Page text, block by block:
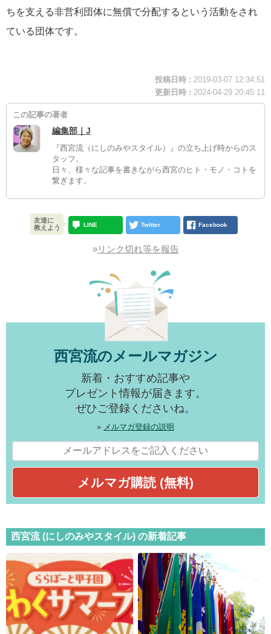
ちを支える非営利団体に無償で分配するという活動をされ
ている団体です。
投稿日時 : 2019-03-07 12:34:51
更新日時 : 2024-04-29 20:45:11
この記事の著者
編集部｜J
『西宮流（にしのみやスタイル）』の立ち上げ時からのス
タッフ。
日々、様々な記事を書きながら西宮のヒト・モノ・コトを
繋ぎます。
友達に
教えよう
LINE Twitter Facebook
»リンク切れ等を報告
西宮流のメールマガジン
新着・おすすめ記事や
プレゼント情報が届きます。
ぜひご登録くださいね。
» メルマガ登録の説明
西宮流 (にしのみやスタイル) の新着記事